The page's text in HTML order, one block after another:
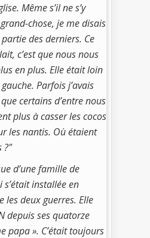
Même s’il ne s’y
chose, je me disais
des derniers. Ce
c’est que nous nous
en plus. Elle était loin
Parfois j’avais
certains d’entre nous
plus à casser les cocos
les nantis. Où étaient
?"
d’une famille de
installée en
les deux guerres. Elle
depuis ses quatorze
papa ». C’était toujours